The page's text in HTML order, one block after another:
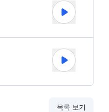
목록 보기